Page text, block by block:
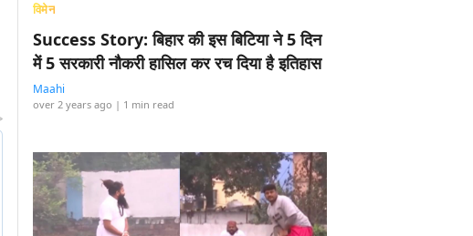
विमेन
Success Story: बिहार की इस बिटिया ने 5 दिन
में 5 सरकारी नौकरी हासिल कर रच दिया है इतिहास
Maahi
over 2 years ago | 1 min read